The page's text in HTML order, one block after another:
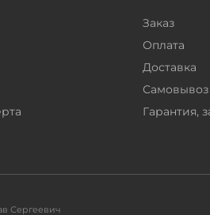
Заказ
Оплата
Доставка
Самовывоз
Гарантия,
Сергеевич